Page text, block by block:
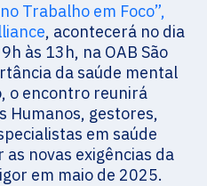
Trabalho em Foco”,
, acontecerá no dia
às 13h, na OAB São
da saúde mental
o encontro reunirá
Humanos, gestores,
em saúde
novas exigências da
em maio de 2025.